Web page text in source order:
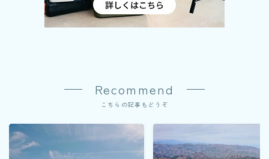
Recommend
こちらの記事もどうぞ